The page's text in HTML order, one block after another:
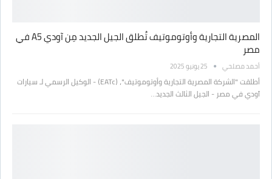
المصرية التجارية وأوتوموتيف تُطلق الجيل الجديد مِن آودي A5 في
مصر
أحمد مصلحي 25 يونيو 2025
أطلقت "الشركة المصرية التجارية وأوتوموتيف"، (EATc) - الوكيل الرسمي لـ سيارات
آودي في مصر - الجيل الثالث الجديد…